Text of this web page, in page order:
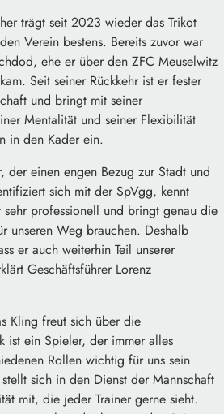
trägt seit 2023 wieder das Trikot
Verein bestens. Bereits zuvor war
ehe er über den ZFC Meuselwitz
Seit seiner Rückkehr ist er fester
und bringt mit seiner
Mentalität und seiner Flexibilität
in den Kader ein.
der einen engen Bezug zur Stadt und
sich mit der SpVgg, kennt
sehr professionell und bringt genau die
unseren Weg brauchen. Deshalb
er auch weiterhin Teil unserer
Geschäftsführer Lorenz
Kling freut sich über die
ist ein Spieler, der immer alles
Rollen wichtig für uns sein
sich in den Dienst der Mannschaft
mit, die jeder Trainer gerne sieht.